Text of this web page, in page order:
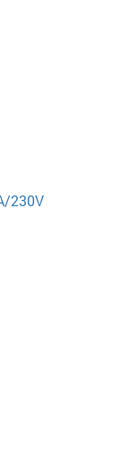
230V